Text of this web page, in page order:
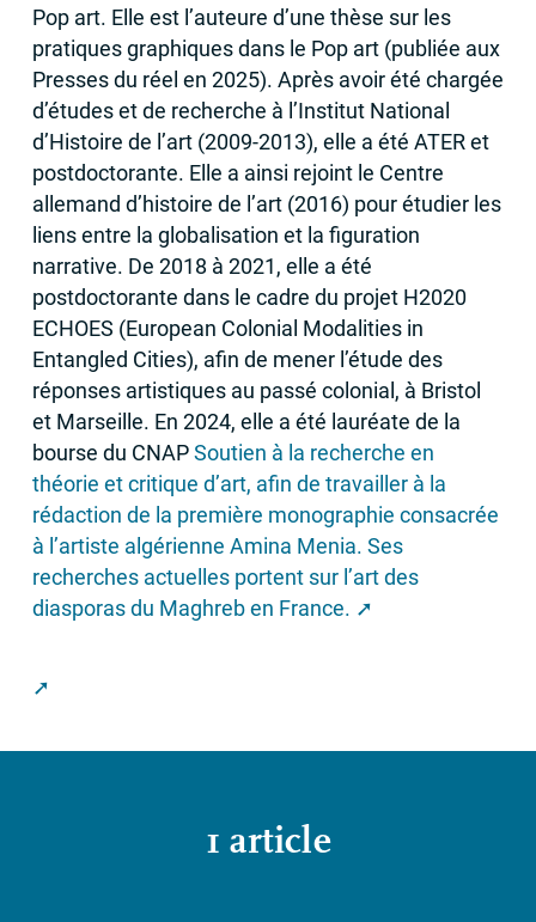
Pop art. Elle est l’auteure d’une thèse sur les
pratiques graphiques dans le Pop art (publiée aux
Presses du réel en 2025). Après avoir été chargée
d’études et de recherche à l’Institut National
d’Histoire de l’art (2009-2013), elle a été ATERet
postdoctorante. Elle a ainsi rejoint le Centre
allemand d’histoire de l’art (2016) pour étudier les
liens entre la globalisation et la figuration
narrative. De 2018 à 2021, elle a été
postdoctorante dans le cadre du projet H2020
ECHOES (European Colonial Modalities in
Entangled Cities), afin de mener l’étude des
réponses artistiques au passé colonial, à Bristol
et Marseille. En 2024, elle a été lauréate de la
bourse du CNAP Soutien à la recherche en
théorie et critique d’art, afin de travailler à la
rédaction de la première monographie consacrée
à l’artiste algérienne Amina Menia. Ses
recherches actuelles portent sur l’art des
diasporas du Maghreb en France.
1 article